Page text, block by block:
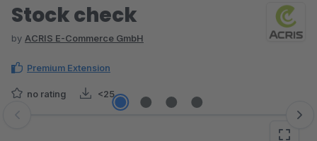
Stock check
by ACRIS E-Commerce GmbH
Premium Extension
no rating <25
Skip image gallery